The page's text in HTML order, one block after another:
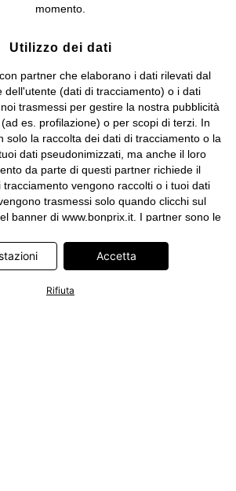
momento.
Utilizzo dei dati
partner che elaborano i dati rilevati dal
dell'utente (dati di tracciamento) o i dati
trasmessi per gestire la nostra pubblicità
es. profilazione) o per scopi di terzi. In
solo la raccolta dei dati di tracciamento o la
dati pseudonimizzati, ma anche il loro
da parte di questi partner richiede il
vengono raccolti o i tuoi dati
trasmessi solo quando clicchi sul
banner di www.bonprix.it. I partner sono le
GmbH, ID5 Technology Ltd,
Limited, Microsoft Ireland Operations
UK Limited. Ulteriori informazioni sul
Accetta
Rifiuta